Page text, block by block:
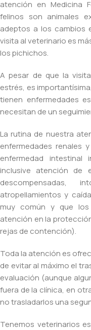
atención en Medicina
felinos son animales
adeptos a los cambios
visita al veterinario es
los pichichos.
A pesar de que la
estrés, es
tienen enfermedades
necesitan de un
La rutina de nuestra
enfermedades renales
enfermedad intestinal
inclusive atención de
descompensadas,
atropellamientos y
muy común y que
atención en la
rejas de contención).
Toda la atención es
de evitar al máximo el
evaluación (aunque
fuera de la clínica, en
no trasladarlos una
Tenemos veterinarios